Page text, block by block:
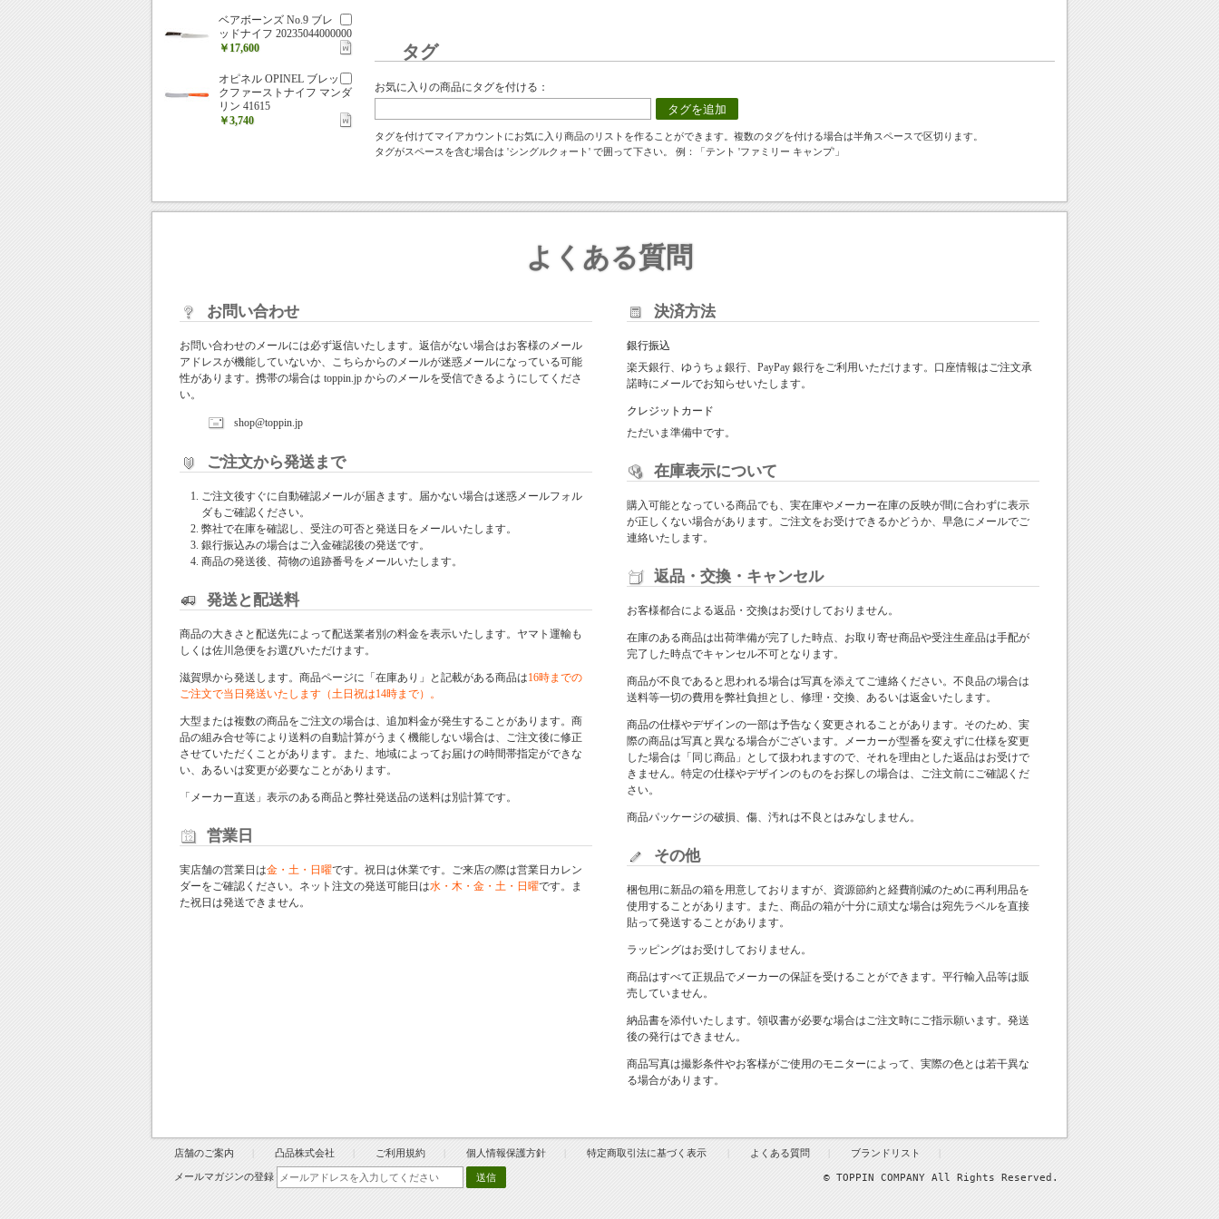
タグ
お気に入りの商品にタグを付ける：
タグを追加
タグを付けてマイアカウントにお気に入り商品のリストを作ることができます。複数のタグを付ける場合は半角スペースで区切ります。
タグがスペースを含む場合は 'シングルクォート' で囲って下さい。 例：「テント 'ファミリー キャンプ'」
ベアボーンズ No.9 ブレ
ッドナイフ 20235044000000
￥17,600
オピネル OPINEL ブレッ
クファーストナイフ マンダ
リン 41615
￥3,740
よくある質問
お問い合わせ
お問い合わせのメールには必ず返信いたします。返信がない場合はお客様のメール
アドレスが機能していないか、こちらからのメールが迷惑メールになっている可能
性があります。携帯の場合は toppin.jp からのメールを受信できるようにしてくださ
い。
shop@toppin.jp
ご注文から発送まで
ご注文後すぐに自動確認メールが届きます。届かない場合は迷惑メールフォル
ダもご確認ください。
弊社で在庫を確認し、受注の可否と発送日をメールいたします。
銀行振込みの場合はご入金確認後の発送です。
商品の発送後、荷物の追跡番号をメールいたします。
発送と配送料
商品の大きさと配送先によって配送業者別の料金を表示いたします。ヤマト運輸も
しくは佐川急便をお選びいただけます。
滋賀県から発送します。商品ページに「在庫あり」と記載がある商品は16時までの
ご注文で当日発送いたします（土日祝は14時まで）。
大型または複数の商品をご注文の場合は、追加料金が発生することがあります。商
品の組み合せ等により送料の自動計算がうまく機能しない場合は、ご注文後に修正
させていただくことがあります。また、地域によってお届けの時間帯指定ができな
い、あるいは変更が必要なことがあります。
「メーカー直送」表示のある商品と弊社発送品の送料は別計算です。
営業日
実店舗の営業日は金・土・日曜です。祝日は休業です。ご来店の際は営業日カレン
ダーをご確認ください。ネット注文の発送可能日は水・木・金・土・日曜です。ま
た祝日は発送できません。
決済方法
銀行振込
楽天銀行、ゆうちょ銀行、PayPay 銀行をご利用いただけます。口座情報はご注文承
諾時にメールでお知らせいたします。
クレジットカード
ただいま準備中です。
在庫表示について
購入可能となっている商品でも、実在庫やメーカー在庫の反映が間に合わずに表示
が正しくない場合があります。ご注文をお受けできるかどうか、早急にメールでご
連絡いたします。
返品・交換・キャンセル
お客様都合による返品・交換はお受けしておりません。
在庫のある商品は出荷準備が完了した時点、お取り寄せ商品や受注生産品は手配が
完了した時点でキャンセル不可となります。
商品が不良であると思われる場合は写真を添えてご連絡ください。不良品の場合は
送料等一切の費用を弊社負担とし、修理・交換、あるいは返金いたします。
商品の仕様やデザインの一部は予告なく変更されることがあります。そのため、実
際の商品は写真と異なる場合がございます。メーカーが型番を変えずに仕様を変更
した場合は「同じ商品」として扱われますので、それを理由とした返品はお受けで
きません。特定の仕様やデザインのものをお探しの場合は、ご注文前にご確認くだ
さい。
商品パッケージの破損、傷、汚れは不良とはみなしません。
その他
梱包用に新品の箱を用意しておりますが、資源節約と経費削減のために再利用品を
使用することがあります。また、商品の箱が十分に頑丈な場合は宛先ラベルを直接
貼って発送することがあります。
ラッピングはお受けしておりません。
商品はすべて正規品でメーカーの保証を受けることができます。平行輸入品等は販
売していません。
納品書を添付いたします。領収書が必要な場合はご注文時にご指示願います。発送
後の発行はできません。
商品写真は撮影条件やお客様がご使用のモニターによって、実際の色とは若干異な
る場合があります。
店舗のご案内 凸品株式会社 ご利用規約 個人情報保護方針 特定商取引法に基づく表示 よくある質問 ブランドリスト
メールマガジンの登録 送信 © TOPPIN COMPANY All Rights Reserved.